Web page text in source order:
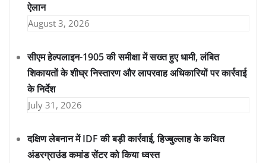
ऐलान
August 3, 2026
सीएम हेल्पलाइन-1905 की समीक्षा में सख्त हुए धामी, लंबित
शिकायतों के शीघ्र निस्तारण और लापरवाह अधिकारियों पर कार्रवाई
के निर्देश
July 31, 2026
दक्षिण लेबनान में IDF की बड़ी कार्रवाई, हिज्बुल्लाह के कथित
अंडरग्राउंड कमांड सेंटर को किया ध्वस्त